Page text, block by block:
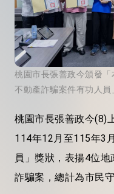
桃園市長張善政今頒發
不動產詐騙案件有功人
桃園市長張善政今(8)
114年12月至115年3
員」獎狀，表揚4位
詐騙案，總計為市民